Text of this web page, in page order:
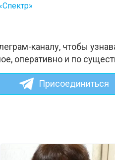
каналу, чтобы
оперативно и по
Присоединиться